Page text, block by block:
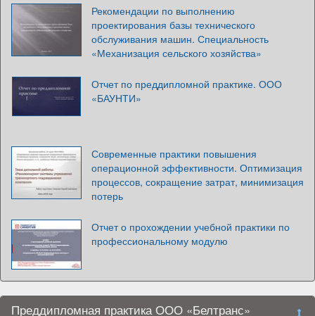
Рекомендации по выполнению
проектирования базы технического
обслуживания машин. Специальность
«Механизация сельского хозяйства»
Отчет по преддипломной практике. ООО
«БАУНТИ»
Современные практики повышения
операционной эффективности. Оптимизация
процессов, сокращение затрат, минимизация
потерь
Отчет о прохождении учебной практики по
профессиональному модулю
Преддипломная практика ООО «Белтранс»